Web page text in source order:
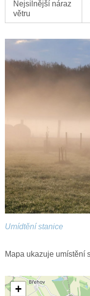
Nejsilnější náraz
větru
Umídtění stanice
Mapa ukazuje umístění
+